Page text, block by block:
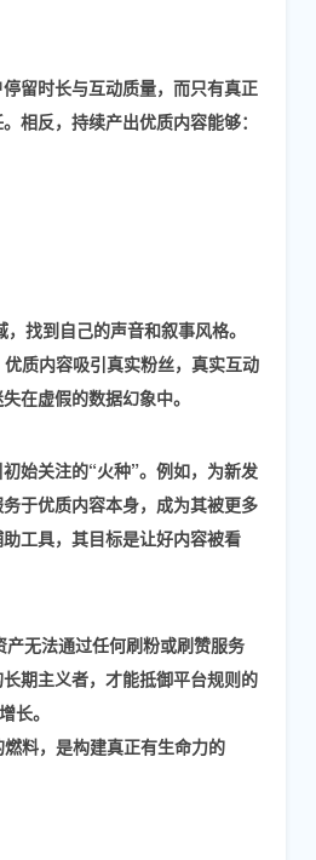
留时长与互动质量，而只有真正
相反，持续产出优质内容能够：
找到自己的声音和叙事风格。
优质内容吸引真实粉丝，真实互动
在虚假的数据幻象中。
始关注的“火种”。例如，为新发
于优质内容本身，成为其被更多
工具，其目标是让好内容被看
产无法通过任何刷粉或刷赞服务
长期主义者，才能抵御平台规则的
长。
料，是构建真正有生命力的